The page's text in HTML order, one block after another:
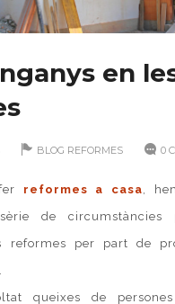
en
BLOG REFORMES 0
reformes a casa,
de circumstàncies
reformes per part de
queixes de